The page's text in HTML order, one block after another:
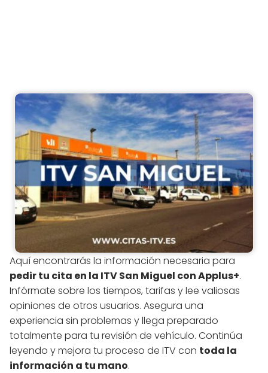
Aquí encontrarás la información necesaria para
pedir tu cita en la ITV San Miguel con Applus+.
Infórmate sobre los tiempos, tarifas y lee valiosas
opiniones de otros usuarios. Asegura una
experiencia sin problemas y llega preparado
totalmente para tu revisión de vehículo. Continúa
leyendo y mejora tu proceso de ITV con toda la
información a tu mano.